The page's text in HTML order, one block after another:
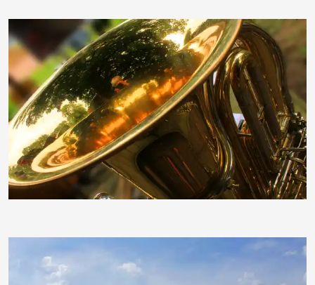
moorhenne